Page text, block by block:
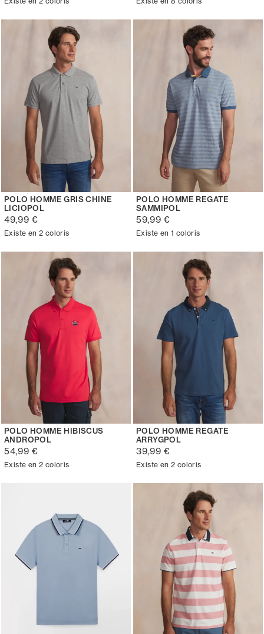
POLO HOMME GRIS CHINE
LICIOPOL
49,99 €
Existe en 2 coloris
POLO HOMME REGATE
SAMMIPOL
59,99 €
Existe en 1 coloris
POLO HOMME HIBISCUS
ANDROPOL
54,99 €
Existe en 2 coloris
POLO HOMME REGATE
ARRYGPOL
39,99 €
Existe en 2 coloris